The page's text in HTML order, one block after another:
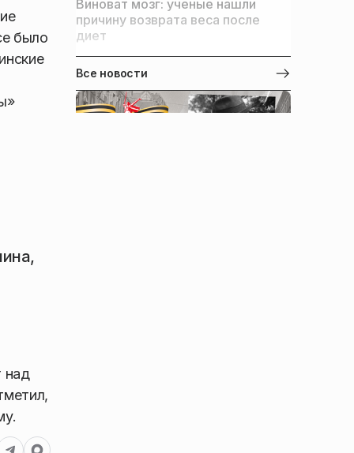
было
над
Виноват мозг: ученые нашли
причину возврата веса после
диет
Все новости